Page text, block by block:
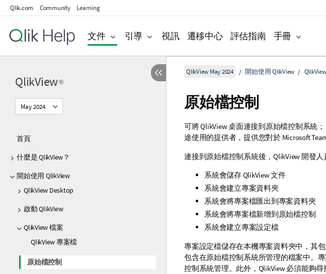
Qlik.com Community Learning
文件 引導 視訊 遷移中心 評估指南 手冊
QlikView®
May 2024
首頁
什麼是 QlikView？
開始使用 QlikView
QlikView Desktop
啟動 QlikView
QlikView 檔案
QlikView 專案檔
原始檔控制
QlikView May 2024 開始使用 QlikView
原始檔控制
可將 QlikView 桌面連接到原始檔控制系統；
途使用的提供者，提供您對於 Microsoft
連接到原始檔控制系統後，QlikView 開發
系統會儲存 QlikView 文件
系統會建立專案資料夾
系統會將專案檔匯出到專案資料夾
系統會將專案檔新增到原始檔控制
系統會建立專案設定檔
專案設定檔儲存在本機專案資料夾中，其
包含在原始檔控制系統所管理的檔案中。
控制系統管理。此外，QlikView 必須能夠